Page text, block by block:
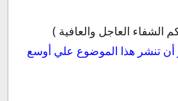
الشفاء العاجل والعافية )
أن تنشر هذا الموضوع علي أوسع